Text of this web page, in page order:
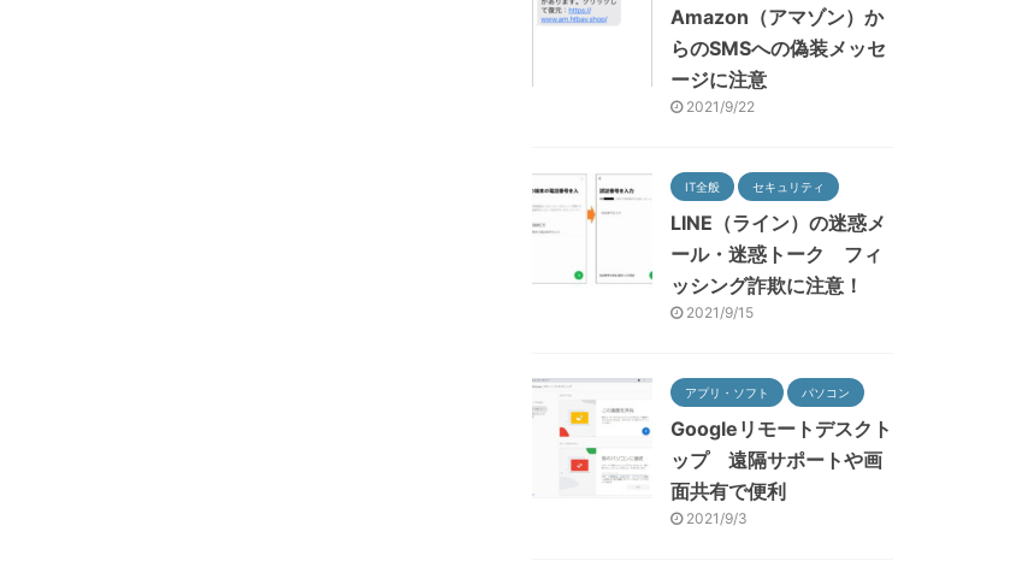
Amazon（アマゾン）か
らのSMSへの偽装メッセ
ージに注意
2021/9/22
IT全般 セキュリティ
LINE（ライン）の迷惑メ
ール・迷惑トーク フィ
ッシング詐欺に注意！
2021/9/15
アプリ・ソフト パソコン
Googleリモートデスクト
ップ 遠隔サポートや画
面共有で便利
2021/9/3